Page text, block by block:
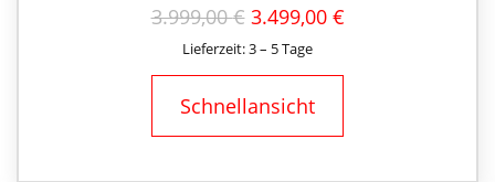
3.999,00€ URSPRÜNGLICHER
PREIS
WAR:
3.999,00 €
3.499,00 €AKTUELLER
Lieferzeit: 3 – 5 Tage
Schnellansicht